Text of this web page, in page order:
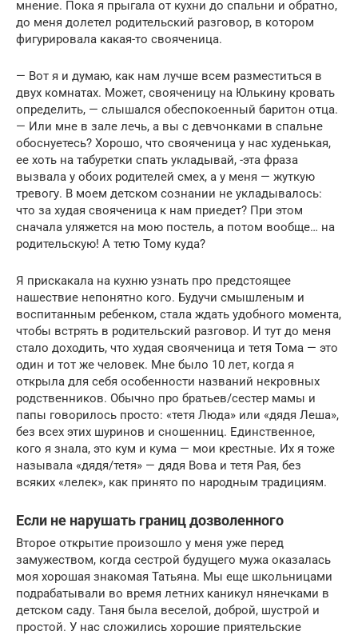
мнение. Пока я прыгала от кухни до спальни и обратно,
до меня долетел родительский разговор, в котором
фигурировала какая-то свояченица.
— Вот я и думаю, как нам лучше всем разместиться в
двух комнатах. Может, свояченицу на Юлькину кровать
определить, — слышался обеспокоенный баритон отца.
— Или мне в зале лечь, а вы с девчонками в спальне
обоснуетесь? Хорошо, что свояченица у нас худенькая,
ее хоть на табуретки спать укладывай, -эта фраза
вызвала у обоих родителей смех, а у меня — жуткую
тревогу. В моем детском сознании не укладывалось:
что за худая свояченица к нам приедет? При этом
сначала уляжется на мою постель, а потом вообще… на
родительскую! А тетю Тому куда?
Я прискакала на кухню узнать про предстоящее
нашествие непонятно кого. Будучи смышленым и
воспитанным ребенком, стала ждать удобного момента,
чтобы встрять в родительский разговор. И тут до меня
стало доходить, что худая свояченица и тетя Тома — это
один и тот же человек. Мне было 10 лет, когда я
открыла для себя особенности названий некровных
родственников. Обычно про братьев/сестер мамы и
папы говорилось просто: «тетя Люда» или «дядя Леша»,
без всех этих шуринов и сношенниц. Единственное,
кого я знала, это кум и кума — мои крестные. Их я тоже
называла «дядя/тетя» — дядя Вова и тетя Рая, без
всяких «лелек», как принято по народным традициям.
Если не нарушать границ дозволенного
Второе открытие произошло у меня уже перед
замужеством, когда сестрой будущего мужа оказалась
моя хорошая знакомая Татьяна. Мы еще школьницами
подрабатывали во время летних каникул нянечками в
детском саду. Таня была веселой, доброй, шустрой и
простой. У нас сложились хорошие приятельские